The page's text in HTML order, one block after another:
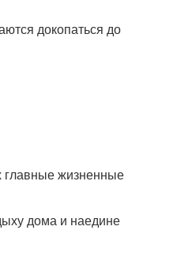
докопаться до
главные жизненные
дома и наедине